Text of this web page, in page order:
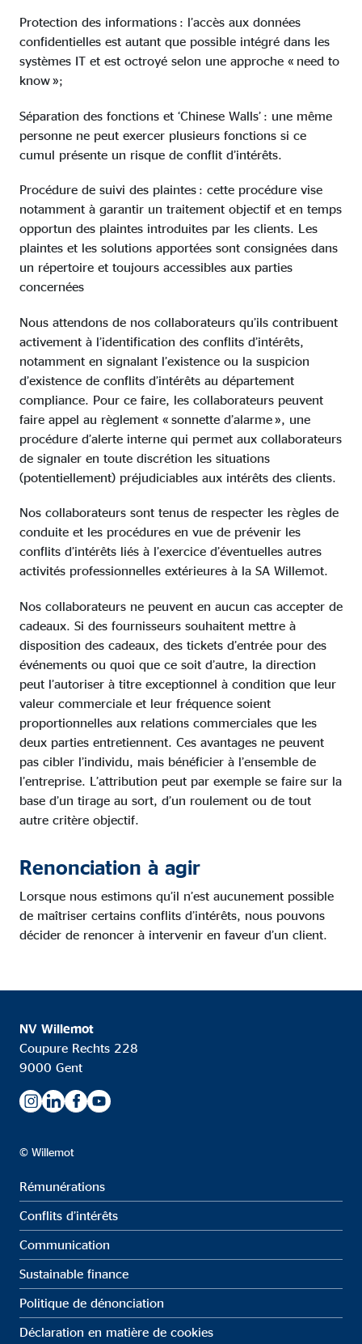
Protection des informations : l’accès aux données
confidentielles est autant que possible intégré dans les
systèmes IT et est octroyé selon une approche « need to
know »;
Séparation des fonctions et ‘Chinese Walls’ : une même
personne ne peut exercer plusieurs fonctions si ce
cumul présente un risque de conflit d’intérêts.
Procédure de suivi des plaintes : cette procédure vise
notamment à garantir un traitement objectif et en temps
opportun des plaintes introduites par les clients. Les
plaintes et les solutions apportées sont consignées dans
un répertoire et toujours accessibles aux parties
concernées
Nous attendons de nos collaborateurs qu’ils contribuent
activement à l’identification des conflits d’intérêts,
notamment en signalant l’existence ou la suspicion
d’existence de conflits d’intérêts au département
compliance. Pour ce faire, les collaborateurs peuvent
faire appel au règlement « sonnette d’alarme », une
procédure d’alerte interne qui permet aux collaborateurs
de signaler en toute discrétion les situations
(potentiellement) préjudiciables aux intérêts des clients.
Nos collaborateurs sont tenus de respecter les règles de
conduite et les procédures en vue de prévenir les
conflits d’intérêts liés à l’exercice d’éventuelles autres
activités professionnelles extérieures à la SA Willemot.
Nos collaborateurs ne peuvent en aucun cas accepter de
cadeaux. Si des fournisseurs souhaitent mettre à
disposition des cadeaux, des tickets d’entrée pour des
événements ou quoi que ce soit d’autre, la direction
peut l’autoriser à titre exceptionnel à condition que leur
valeur commerciale et leur fréquence soient
proportionnelles aux relations commerciales que les
deux parties entretiennent. Ces avantages ne peuvent
pas cibler l’individu, mais bénéficier à l’ensemble de
l’entreprise. L’attribution peut par exemple se faire sur la
base d’un tirage au sort, d’un roulement ou de tout
autre critère objectif.
Renonciation à agir
Lorsque nous estimons qu’il n’est aucunement possible
de maîtriser certains conflits d’intérêts, nous pouvons
décider de renoncer à intervenir en faveur d’un client.
NV Willemot
Coupure Rechts 228
9000 Gent
© Willemot
Rémunérations
Conflits d’intérêts
Communication
Sustainable finance
Politique de dénonciation
Déclaration en matière de cookies